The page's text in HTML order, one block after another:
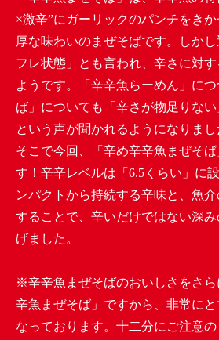
×激辛”にガーリックのパンチをき
厚な味わいのまぜそばです。しか
フレ状態」とも言われ、辛さに対
ようです。「辛辛魚らーめん」に
ば」についても「辛さが物足りない
という声が聞かれるようになりまし
そこで今回、「辛め辛辛魚まぜそ
す！辛辛レベルは「6.5くらい」に
ンパクトから持続する辛味と、魚
することで、辛いだけではない深
げました。
※辛辛魚まぜそばのおいしさをさ
辛魚まぜそば」ですから、非常に
なっております。十二分にご注意の